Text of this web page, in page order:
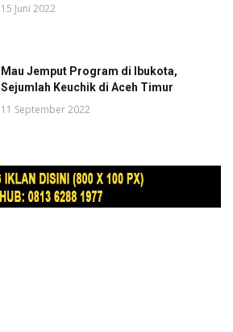
15 Juni 2022
Mau Jemput Program di Ibukota,
Sejumlah Keuchik di Aceh Timur
11 September 2022